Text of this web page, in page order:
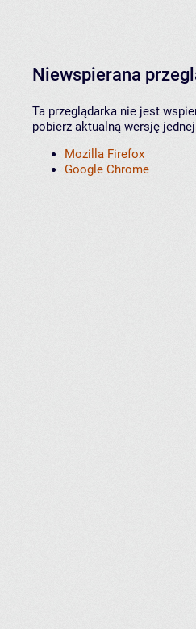
Niewspierana
Ta przeglądarka nie jest
pobierz aktualną wersję
Mozilla Firefox
Google Chrome